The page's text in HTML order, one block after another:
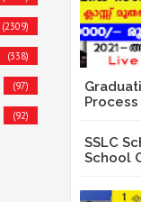
(2309)
(338)
(97)
(92)
Process
SSLC
School